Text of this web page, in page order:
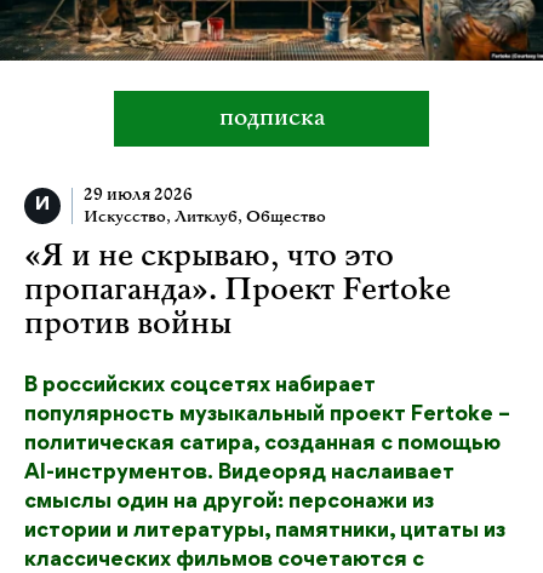
подписка
29 июля 2026
Искусство, Литклуб, Общество
«Я и не скрываю, что это
пропаганда». Проект Fertoke
против войны
В российских соцсетях набирает
популярность музыкальный проект Fertoke –
политическая сатира, созданная с помощью
AI-инструментов. Видеоряд наслаивает
смыслы один на другой: персонажи из
истории и литературы, памятники, цитаты из
классических фильмов сочетаются с